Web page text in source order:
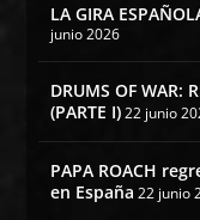
LA GIRA
junio 2026
DRUMS OF WAR:
(PARTE I) 22 junio
PAPA ROACH
en España 22 junio